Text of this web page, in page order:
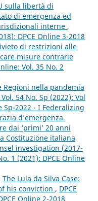
sulla libertà di
di emergenza ed
interne ,
DPCE Online 3-2018
di restrizioni alle
misure contrarie
Vol. 35 No. 2
Regioni nella pandemia
54 No. Sp (2022): Vol
Sp-2022 - I Federalizing
d’emergenza.
dai ‘primi’ 20 anni
Costituzione italiana
investigation (2017-
1 (2021): DPCE Online
The Lula da Silva Case:
his conviction , DPCE
Online 2-2018